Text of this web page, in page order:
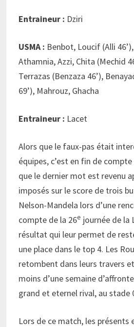
Entraineur : Dziri
USMA : Benbot, Loucif (Alli
Athamnia, Azzi, Chita (Mechid
Terrazas (Benzaza 46’),
69’), Mahrouz, Ghacha
Entraineur : Lacet
Alors que le faux-pas était
équipes, c’est en fin de
que le dernier mot est revenu
imposés sur le score de trois
Nelson-Mandela lors d’une
compte de la 26e journée de la
résultat qui leur permet de
une place dans le top 4. Les
retombent dans leurs travers
moins d’une semaine
grand et eternel rival, au stade
Lors de ce match, les présents